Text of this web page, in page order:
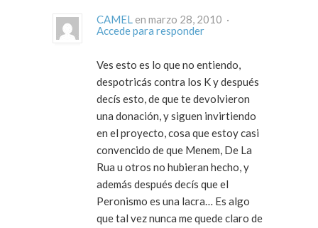
CAMEL
en marzo 28, 2010 ·
Accede para responder
Ves esto es lo que no entiendo,
despotricás contra los K y después
decís esto, de que te devolvieron
una donación, y siguen invirtiendo
en el proyecto, cosa que estoy casi
convencido de que Menem, De La
Rua u otros no hubieran hecho, y
además después decís que el
Peronismo es una lacra… Es algo
que tal vez nunca me quede claro de